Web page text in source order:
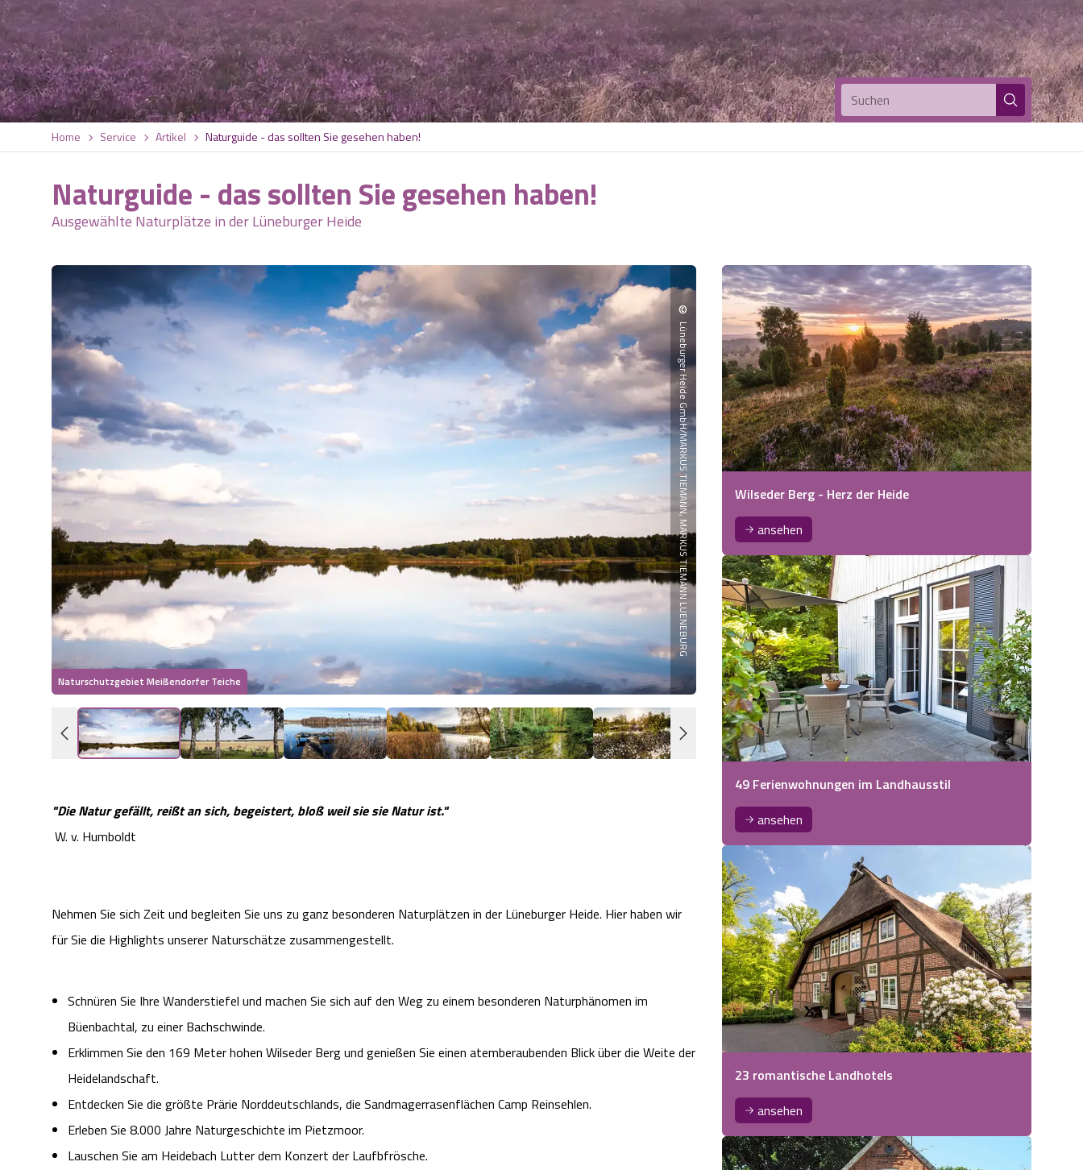
Suchen
Home Service Artikel Naturguide - das sollten Sie gesehen haben!
Naturguide - das sollten Sie gesehen haben!
Ausgewählte Naturplätze in der Lüneburger Heide
Naturschutzgebiet Meißendorfer Teiche
©
Lüneburger Heide GmbH/MARKUS TIEMANN, MARKUS TIEMANN LUENEBURG
Sandmagerrasenfläche Camp Reinsehlen
"Die Natur gefällt, reißt an sich, begeistert, bloß weil sie sie Natur ist."
W. v. Humboldt
Nehmen Sie sich Zeit und begleiten Sie uns zu ganz besonderen Naturplätzen in der Lüneburger Heide. Hier haben wir
für Sie die Highlights unserer Naturschätze zusammengestellt.
Schnüren Sie Ihre Wanderstiefel und machen Sie sich auf den Weg zu einem besonderen Naturphänomen im
Büenbachtal, zu einer Bachschwinde.
Erklimmen Sie den 169 Meter hohen Wilseder Berg und genießen Sie einen atemberaubenden Blick über die Weite der
Heidelandschaft.
Entdecken Sie die größte Prärie Norddeutschlands, die Sandmagerrasenflächen Camp Reinsehlen.
Erleben Sie 8.000 Jahre Naturgeschichte im Pietzmoor.
Lauschen Sie am Heidebach Lutter dem Konzert der Laufbfrösche.
Wilseder Berg - Herz der Heide
ansehen
49 Ferienwohnungen im Landhausstil
ansehen
23 romantische Landhotels
ansehen